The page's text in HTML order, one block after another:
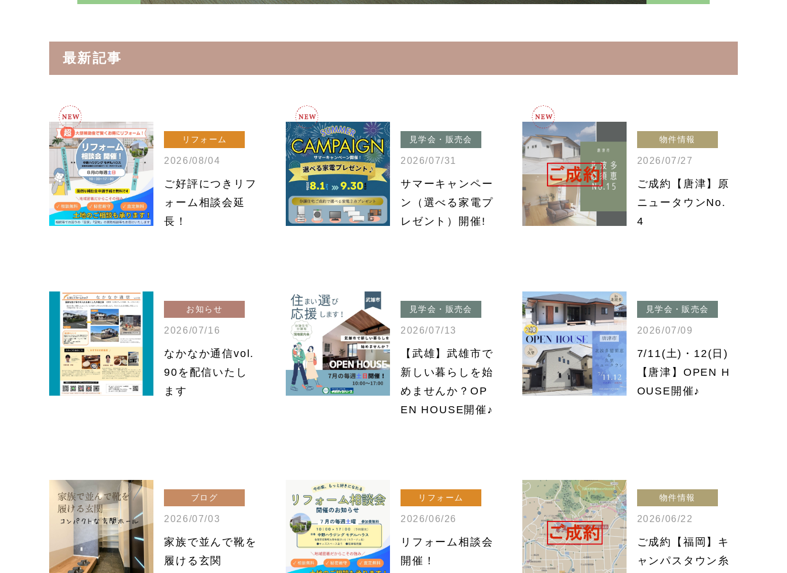
最新記事
リフォーム
2026/08/04
ご好評につきリフ
ォーム相談会延
長！
見学会・販売会
2026/07/31
サマーキャンペー
ン（選べる家電プ
レゼント）開催!
物件情報
2026/07/27
ご成約【唐津】原
ニュータウンNo.
4
お知らせ
2026/07/16
なかなか通信vol.
90を配信いたし
ます
見学会・販売会
2026/07/13
【武雄】武雄市で
新しい暮らしを始
めませんか？OP
EN HOUSE開催♪
見学会・販売会
2026/07/09
7/11(土)・12(日)
【唐津】OPEN H
OUSE開催♪
ブログ
2026/07/03
家族で並んで靴を
履ける玄関
リフォーム
2026/06/26
リフォーム相談会
開催！
物件情報
2026/06/22
ご成約【福岡】キ
ャンパスタウン糸